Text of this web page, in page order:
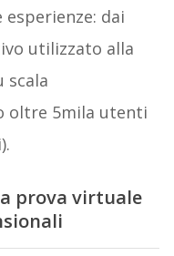
dai
utilizzato alla
scala
oltre 5mila utenti
prova virtuale